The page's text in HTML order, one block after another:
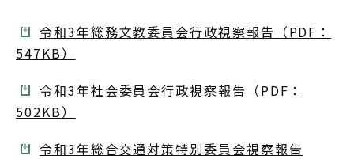
令和3年総務文教委員会行政視察報告（PDF：
547KB）
令和3年社会委員会行政視察報告（PDF：
502KB）
令和3年総合交通対策特別委員会視察報告